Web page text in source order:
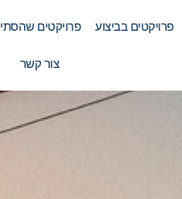
פרויקטים בביצוע פרויקטים
צור קשר